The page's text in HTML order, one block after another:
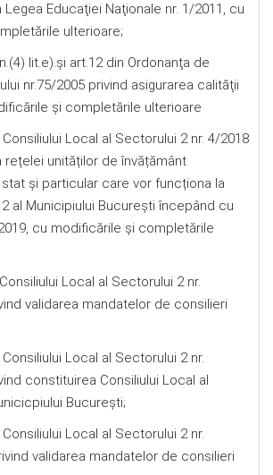
Legea Educaţiei Naţionale nr. 1/2011, cu
ulterioare;
lit.e).şi art.12 din Ordonanţa de
nr.75/2005 privind asigurarea calităţii
şi completările ulterioare
Local al Sectorului 2 nr. 4/2018
rețelei unităților de învățământ
și particular care vor funcționa la
al Municipiului București începând cu
cu modificările şi completările
Local al Sectorului 2 nr.
validarea mandatelor de consilieri
Local al Sectorului 2 nr.
constituirea Consiliului Local al
Bucureşti;
Local al Sectorului 2 nr.
validarea mandatelor de consilieri